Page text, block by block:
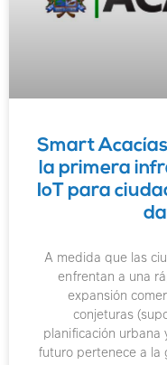
Smart
la primera
IoT para
A medida que las
enfrentan a una
expansión
conjeturas
planificación urbana
futuro pertenece a la